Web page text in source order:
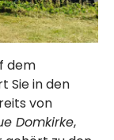
dem
Sie in den
von
Domkirke,